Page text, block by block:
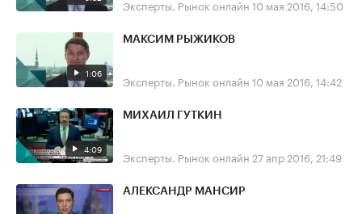
Эксперты. Рынок онлайн 10 мая 2016, 14:50
1:06
МАКСИМ РЫЖИКОВ
Эксперты. Рынок онлайн 10 мая 2016, 14:42
4:09
МИХАИЛ ГУТКИН
Эксперты. Рынок онлайн 27 апр 2016, 21:49
АЛЕКСАНДР МАНСИР